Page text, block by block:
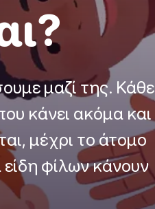
μαζί της. Κάθε
κάνει ακόμα και
μέχρι το άτομο
φίλων κάνουν